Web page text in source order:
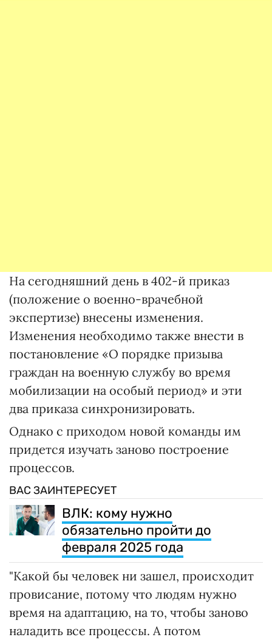
На сегодняшний день в 402-й приказ
(положение о военно-врачебной
экспертизе) внесены изменения.
Изменения необходимо также внести в
постановление «О порядке призыва
граждан на военную службу во время
мобилизации на особый период» и эти
два приказа синхронизировать.
Однако с приходом новой команды им
придется изучать заново построение
процессов.
ВАС ЗАИНТЕРЕСУЕТ
ВЛК: кому нужно
обязательно пройти до
февраля 2025 года
"Какой бы человек ни зашел, происходит
провисание, потому что людям нужно
время на адаптацию, на то, чтобы заново
наладить все процессы. А потом